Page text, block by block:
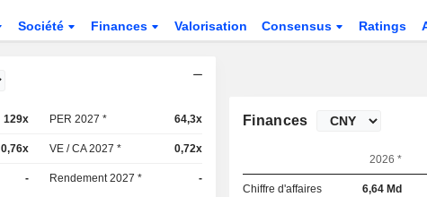
Société Finances Valorisation Consensus Ratings
129x PER 2027 * 64,3x
0,76x VE / CA 2027 * 0,72x
- Rendement 2027 * -
Finances
2026 *
Chiffre d'affaires 6,64 Md